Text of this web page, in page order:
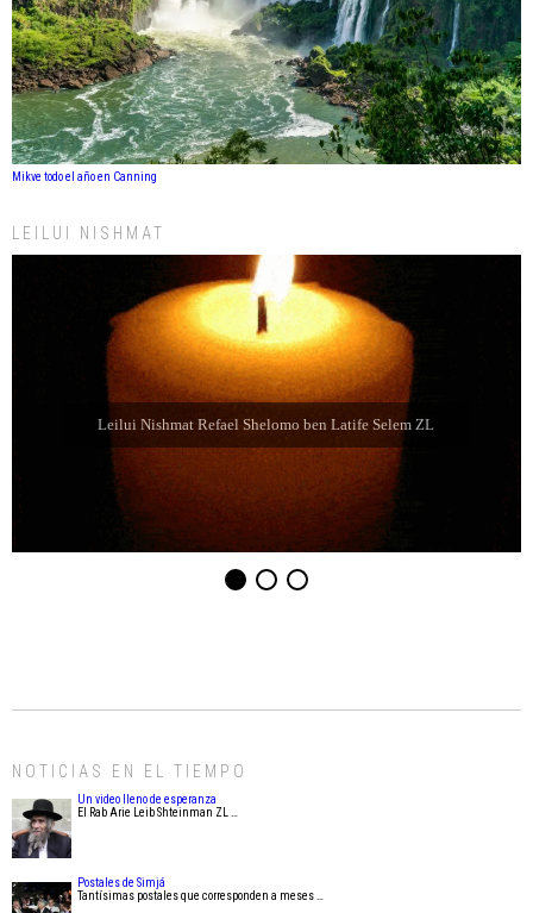
Mikve todo el año en Canning
LEILUI NISHMAT
Leilui Nishmat Refael Shelomo ben Latife Selem ZL
NOTICIAS EN EL TIEMPO
Un video lleno de esperanza
El Rab Arie Leib Shteinman ZL …
Postales de Simjá
Tantísimas postales que corresponden a meses …